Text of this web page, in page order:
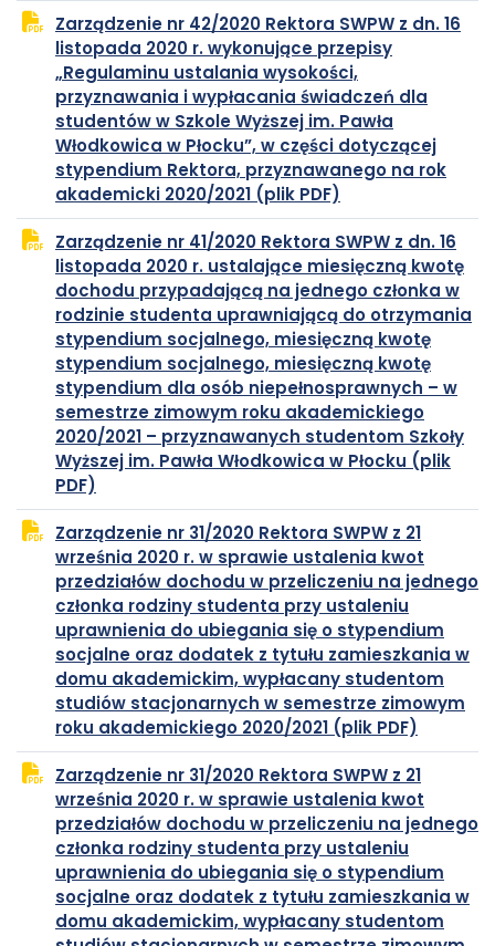
w
nowej
karcie
Zarządzenie nr 42/2020 Rektora SWPW z dn. 16
listopada 2020 r. wykonujące przepisy
„Regulaminu ustalania wysokości,
przyznawania i wypłacania świadczeń dla
studentów w Szkole Wyższej im. Pawła
Włodkowica w Płocku”, w części dotyczącej
stypendium Rektora, przyznawanego na rok
akademicki 2020/2021 (plik PDF)
PDF
się
w
nowej
karcie
Zarządzenie nr 41/2020 Rektora SWPW z dn. 16
listopada 2020 r. ustalające miesięczną kwotę
dochodu przypadającą na jednego członka w
rodzinie studenta uprawniającą do otrzymania
stypendium socjalnego, miesięczną kwotę
stypendium socjalnego, miesięczną kwotę
stypendium dla osób niepełnosprawnych – w
semestrze zimowym roku akademickiego
2020/2021 – przyznawanych studentom Szkoły
Wyższej im. Pawła Włodkowica w Płocku (plik
PDF)
PDF
się
w
nowej
karcie
Zarządzenie nr 31/2020 Rektora SWPW z 21
września 2020 r. w sprawie ustalenia kwot
przedziałów dochodu w przeliczeniu na jednego
członka rodziny studenta przy ustaleniu
uprawnienia do ubiegania się o stypendium
socjalne oraz dodatek z tytułu zamieszkania w
domu akademickim, wypłacany studentom
studiów stacjonarnych w semestrze zimowym
roku akademickiego 2020/2021 (plik PDF)
PDF
się
w
nowej
karcie
Zarządzenie nr 31/2020 Rektora SWPW z 21
września 2020 r. w sprawie ustalenia kwot
przedziałów dochodu w przeliczeniu na jednego
członka rodziny studenta przy ustaleniu
uprawnienia do ubiegania się o stypendium
socjalne oraz dodatek z tytułu zamieszkania w
domu akademickim, wypłacany studentom